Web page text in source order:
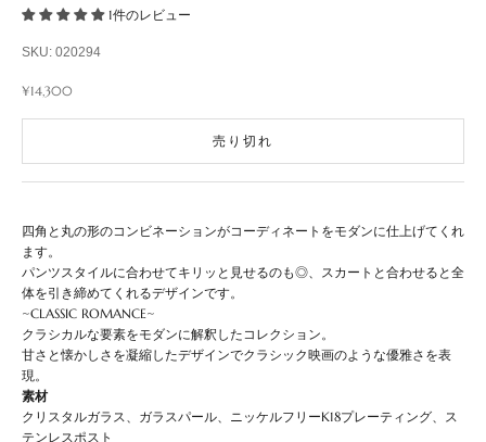
1件のレビュー
SKU: 020294
セール価格
¥14,300
売り切れ
四角と丸の形のコンビネーションがコーディネートをモダンに仕上げてくれ
ます。
パンツスタイルに合わせてキリッと見せるのも◎、スカートと合わせると全
体を引き締めてくれるデザインです。
~CLASSIC ROMANCE~
クラシカルな要素をモダンに解釈したコレクション。
甘さと懐かしさを凝縮したデザインでクラシック映画のような優雅さを表
現。
素材
クリスタルガラス、ガラスパール、ニッケルフリーK18プレーティング、ス
テンレスポスト